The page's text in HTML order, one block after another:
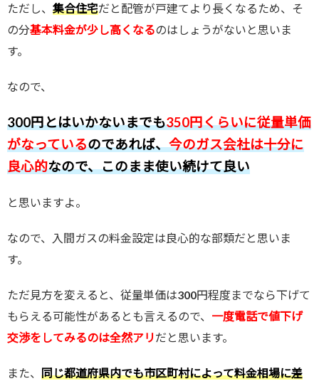
ただし、 集合住宅だと配管が戸建てより長くなるため、そ
の分基本料金が少し高くなるのはしょうがないと思いま
す。
なので、
300円とはいかないまでも350円くらいに従量単価
がなっているのであれば、今のガス会社は十分に
良心的なので、このまま使い続けて良い
と思いますよ。
なので、入間ガスの料金設定は良心的な部類だと思いま
す。
ただ見方を変えると、従量単価は300円程度までなら下げて
もらえる可能性があるとも言えるので、 一度電話で値下げ
交渉をしてみるのは全然アリだと思います。
また、 同じ都道府県内でも市区町村によって料金相場に差